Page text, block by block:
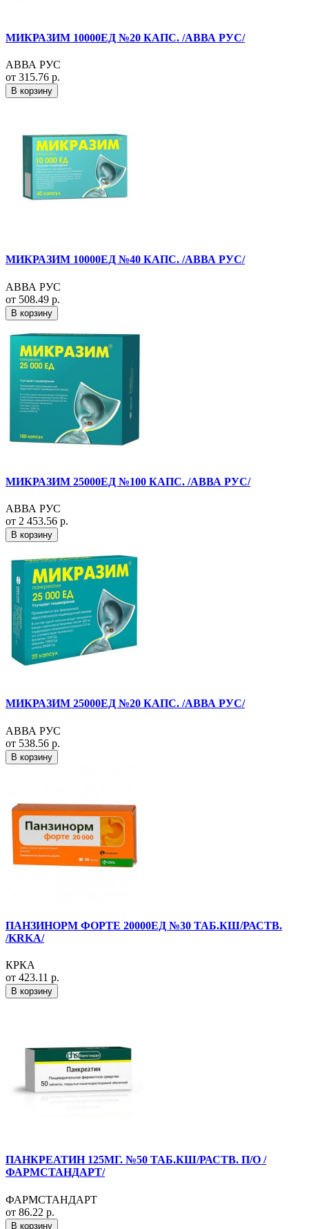
МИКРАЗИМ 10000ЕД №20 КАПС. /АВВА РУС/
АВВА РУС
от 315.76 р.
В корзину
МИКРАЗИМ 10000ЕД №40 КАПС. /АВВА РУС/
АВВА РУС
от 508.49 р.
В корзину
МИКРАЗИМ 25000ЕД №100 КАПС. /АВВА РУС/
АВВА РУС
от 2 453.56 р.
В корзину
МИКРАЗИМ 25000ЕД №20 КАПС. /АВВА РУС/
АВВА РУС
от 538.56 р.
В корзину
ПАНЗИНОРМ ФОРТЕ 20000ЕД №30 ТАБ.КШ/РАСТВ.
/KRKA/
КРКА
от 423.11 р.
В корзину
ПАНКРЕАТИН 125МГ. №50 ТАБ.КШ/РАСТВ. П/О /
ФАРМСТАНДАРТ/
ФАРМСТАНДАРТ
от 86.22 р.
В корзину